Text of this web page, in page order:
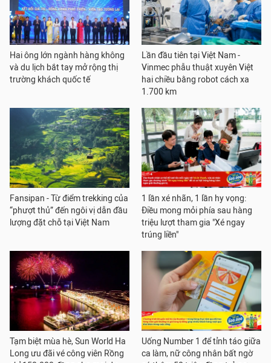
Hai ông lớn ngành hàng không
và du lịch bắt tay mở rộng thị
trường khách quốc tế
Lần đầu tiên tại Việt Nam -
Vinmec phẫu thuật xuyên Việt
hai chiều bằng robot cách xa
1.700 km
Fansipan - Từ điểm trekking của
“phượt thủ” đến ngôi vị dẫn đầu
lượng đặt chỗ tại Việt Nam
1 lần xé nhãn, 1 lần hy vọng:
Điều mong mỏi phía sau hàng
triệu lượt tham gia "Xé ngay
trúng liền"
Tạm biệt mùa hè, Sun World Ha
Long ưu đãi vé công viên Rồng
Uống Number 1 để tỉnh táo giữa
ca làm, nữ công nhân bất ngờ